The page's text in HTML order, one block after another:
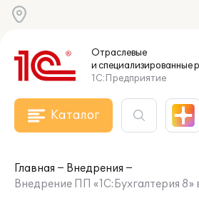
Отраслевые
и специализированные
1С:Предприятие
Каталог
Главная
Внедрения
Внедрение ПП «1С:Бухгалтерия